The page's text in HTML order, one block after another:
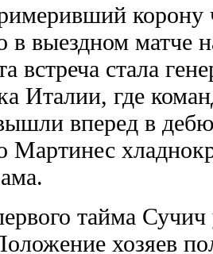
корону
в выездном матче
встреча стала
Италии, где
вперед в
Мартинес
тайма
хозяев